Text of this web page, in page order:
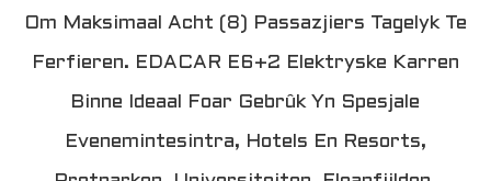
Om Maksimaal Acht (8) Passazjiers Tagelyk Te
Ferfieren. EDACAR E6+2 Elektryske Karren
Binne Ideaal Foar Gebrûk Yn Spesjale
Evenemintesintra, Hotels En Resorts,